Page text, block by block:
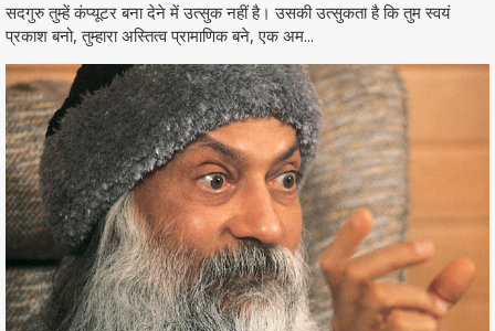
सदगुरु तुम्हें कंप्यूटर बना देने में उत्सुक नहीं है। उसकी उत्सुकता है कि तुम स्वयं
प्रकाश बनो, तुम्हारा अस्तित्व प्रामाणिक बने, एक अम...